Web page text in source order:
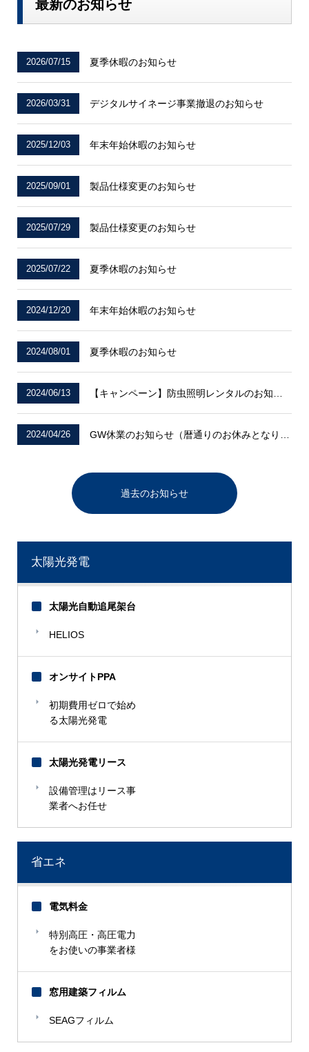
最新のお知らせ
2026/07/15 夏季休暇のお知らせ
2026/03/31 デジタルサイネージ事業撤退のお知らせ
2025/12/03 年末年始休暇のお知らせ
2025/09/01 製品仕様変更のお知らせ
2025/07/29 製品仕様変更のお知らせ
2025/07/22 夏季休暇のお知らせ
2024/12/20 年末年始休暇のお知らせ
2024/08/01 夏季休暇のお知らせ
2024/06/13
2024/04/26 GW休業のお知らせ（暦通りのお休みとなります）
過去のお知らせ
太陽光発電
太陽光自動追尾架台
HELIOS
オンサイトPPA
初期費用ゼロで始め
る太陽光発電
太陽光発電リース
設備管理はリース事
業者へお任せ
省エネ
電気料金
特別高圧・高圧電力
をお使いの事業者様
窓用建築フィルム
SEAGフィルム